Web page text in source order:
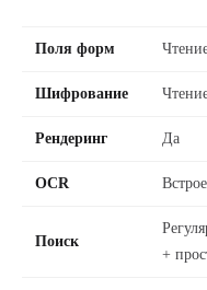
Поля форм
Шифрование
Рендеринг Да
OCR
Поиск
+